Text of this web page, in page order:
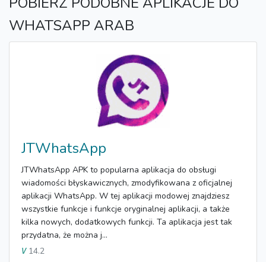
WHATSAPP ARAB
JTWhatsApp
JTWhatsApp APK to popularna aplikacja do obsługi
wiadomości błyskawicznych, zmodyfikowana z oficjalnej
aplikacji WhatsApp. W tej aplikacji modowej znajdziesz
wszystkie funkcje i funkcje oryginalnej aplikacji, a także
kilka nowych, dodatkowych funkcji. Ta aplikacja jest tak
przydatna, że ​​można j...
V14.2